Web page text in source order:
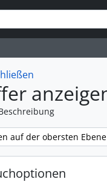
auf der obersten Ebene